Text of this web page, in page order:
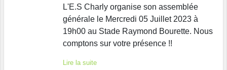
L'E.S Charly organise son assemblée
générale le Mercredi 05 Juillet 2023 à
19h00 au Stade Raymond Bourette. Nous
comptons sur votre présence !!
Lire la suite